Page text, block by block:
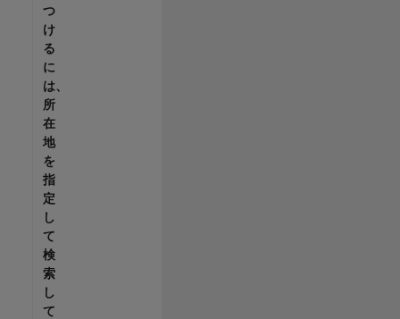
つ
け
る
に
は、
所
在
地
を
指
定
し
て
検
索
し
て